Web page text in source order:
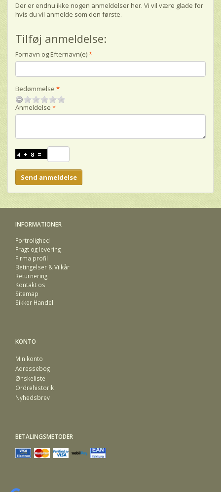
Der er endnu ikke nogen anmeldelser her. Vi vil være glade for
hvis du vil anmelde som den første.
Tilføj anmeldelse:
Fornavn og Efternavn(e)
Bedømmelse
Anmeldelse
Send anmeldelse
INFORMATIONER
Fortrolighed
Fragt og levering
Firma profil
Betingelser & Vilkår
Returnering
Kontakt os
Sitemap
Sikker Handel
KONTO
Min konto
Adressebog
Ønskeliste
Ordrehistorik
Nyhedsbrev
BETALINGSMETODER